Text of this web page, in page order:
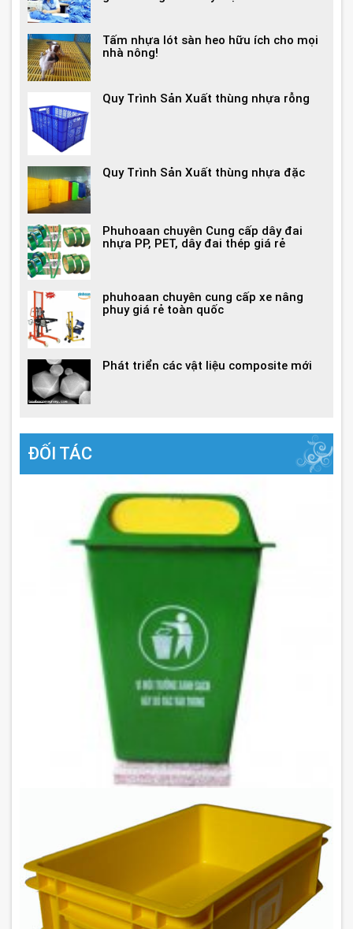
Tấm nhựa lót sàn heo hữu ích cho mọi
nhà nông!
Quy Trình Sản Xuất thùng nhựa rỗng
Quy Trình Sản Xuất thùng nhựa đặc
Phuhoaan chuyên Cung cấp dây đai
nhựa PP, PET, dây đai thép giá rẻ
phuhoaan chuyên cung cấp xe nâng
phuy giá rẻ toàn quốc
Phát triển các vật liệu composite mới
ĐỐI TÁC